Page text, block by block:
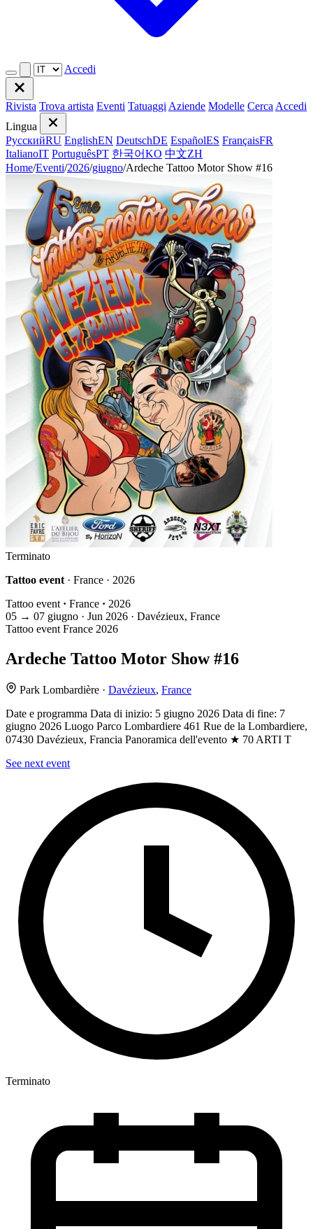
Accedi
Rivista Trova artista Eventi Tatuaggi Aziende Modelle Cerca Accedi
Lingua
РусскийRU EnglishEN DeutschDE EspañolES FrançaisFR
ItalianoIT PortuguêsPT 한국어KO 中文ZH
Home/Eventi/2026/giugno/Ardeche Tattoo Motor Show #16
Terminato
Tattoo event · France · 2026
Tattoo event · France · 2026
05 → 07 giugno · Jun 2026 · Davézieux, France
Tattoo event France 2026
Ardeche Tattoo Motor Show #16
Park Lombardière · Davézieux, France
Date e programma Data di inizio: 5 giugno 2026 Data di fine: 7
giugno 2026 Luogo Parco Lombardiere 461 Rue de la Lombardiere,
07430 Davézieux, Francia Panoramica dell'evento ★ 70 ARTI T
See next event
Terminato